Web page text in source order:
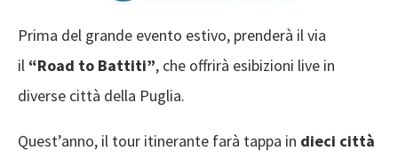
Prima del grande evento estivo, prenderà il via
il “Road to Battiti”, che offrirà esibizioni live in
diverse città della Puglia.
Quest’anno, il tour itinerante farà tappa in dieci città